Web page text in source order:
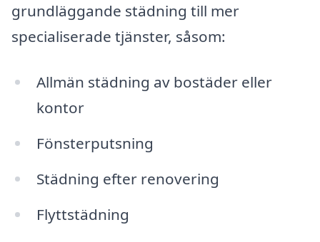
grundläggande städning till mer
specialiserade tjänster, såsom:
Allmän städning av bostäder eller
kontor
Fönsterputsning
Städning efter renovering
Flyttstädning